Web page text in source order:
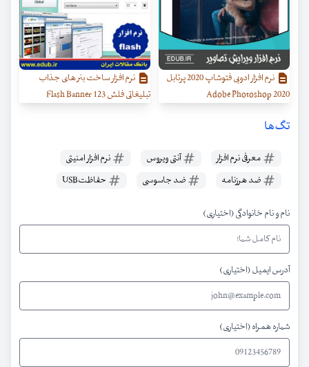
نرم افزار ادوبی فتوشاپ 2020 پرتابل
Adobe Photoshop 2020
نرم افزار ساخت بنر های جذاب
تبلیغاتی فلش 123 Flash Banner
تگ‌ها
معرفی نرم افزار آنتی ویروس
نرم افزار امنیتی
ضد هرزنامه
ضد جاسوسی حفاظتUSB
نام و نام خانوادگی (اختیاری)
آدرس ایمیل (اختیاری)
شماره همراه (اختیاری)